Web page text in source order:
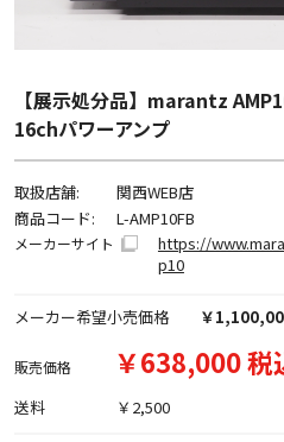
【展示処分品】marantz
16chパワーアンプ
取扱店舗:
関西WEB店
商品コード:
L-AMP10FB
メーカーサイト
https://
p10
メーカー希望小売価格 ￥
販売価格 ￥638,000 税
送料 ￥2,500